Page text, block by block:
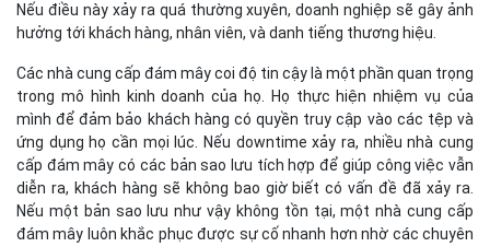
Nếu điều này xảy ra quá thường xuyên, doanh nghiệp sẽ gây ảnh
hưởng tới khách hàng, nhân viên, và danh tiếng thương hiệu.
Các nhà cung cấp đám mây coi độ tin cậy là một phần quan trọng
trong mô hình kinh doanh của họ. Họ thực hiện nhiệm vụ của
mình để đảm bảo khách hàng có quyền truy cập vào các tệp và
ứng dụng họ cần mọi lúc. Nếu downtime xảy ra, nhiều nhà cung
cấp đám mây có các bản sao lưu tích hợp để giúp công việc vẫn
diễn ra, khách hàng sẽ không bao giờ biết có vấn đề đã xảy ra.
Nếu một bản sao lưu như vậy không tồn tại, một nhà cung cấp
đám mây luôn khắc phục được sự cố nhanh hơn nhờ các chuyên